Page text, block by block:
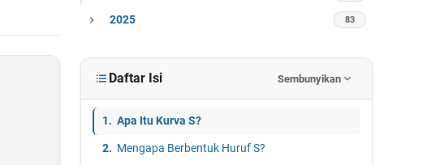
2025 83
October
September 2
August
July
Daftar Isi Sembunyikan
Apa Itu Kurva S?
Mengapa Berbentuk Huruf S?